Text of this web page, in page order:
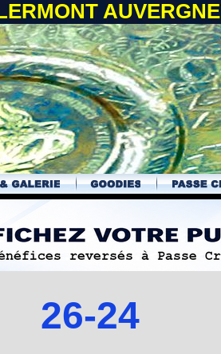
AUVERGNE
26-24